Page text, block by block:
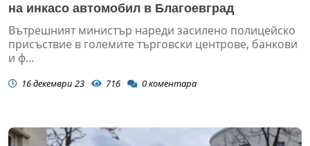
на инкасо автомобил в Благоевград
Вътрешният министър нареди засилено полицейско
присъствие в големите търговски центрове, банкови
и ф...
16 декември 23 716 0коментара